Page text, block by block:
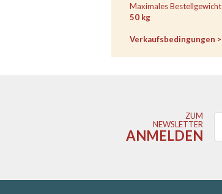
Maximales Bestellgewicht
50 kg
Verkaufsbedingungen >
ZUM
NEWSLETTER
ANMELDEN